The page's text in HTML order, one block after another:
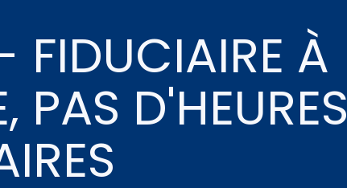
FIDUCIAIRE À
PAS D'HEURES